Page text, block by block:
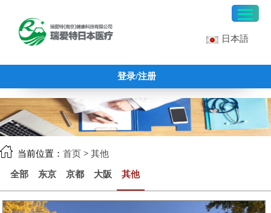
日本語
登录/注册
当前位置： 首页 > 其他
全部 东京 京都 大阪 其他